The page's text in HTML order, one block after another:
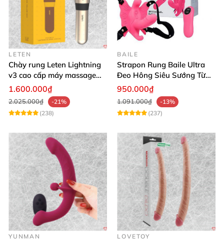
LETEN
Chày rung Leten Lightning
v3 cao cấp máy massage
kích thích mạnh
1.600.000₫
2.025.000₫
-21%
(238)
BAILE
Strapon Rung Baile Ultra
Đeo Hông Siêu Sướng Từ
Xa
950.000₫
1.091.000₫
-13%
(237)
YUNMAN LOVETOY